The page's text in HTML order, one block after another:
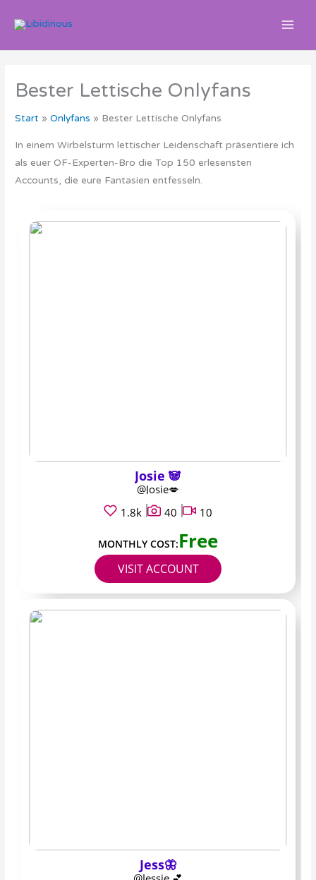
Inhalt
Bester Lettische Onlyfans
Start Onlyfans Bester Lettische Onlyfans
In einem Wirbelsturm lettischer Leidenschaft präsentiere ich
als euer OF-Experten-Bro die Top 150 erlesensten
Accounts, die eure Fantasien entfesseln.